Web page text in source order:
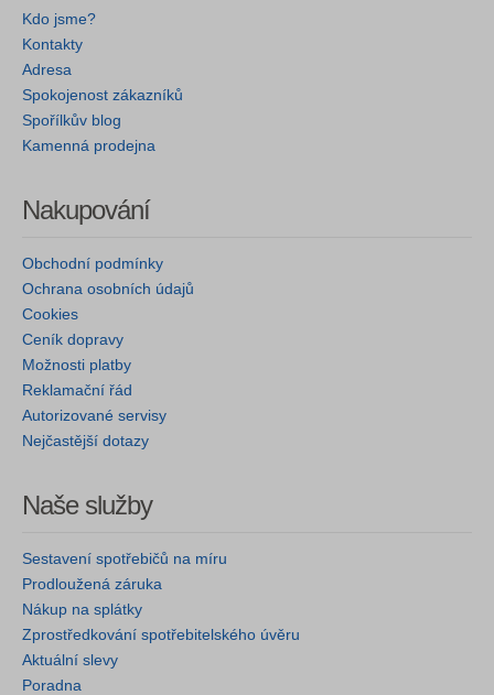
Kdo jsme?
Kontakty
Adresa
Spokojenost zákazníků
Spořílkův blog
Kamenná prodejna
Nakupování
Obchodní podmínky
Ochrana osobních údajů
Cookies
Ceník dopravy
Možnosti platby
Reklamační řád
Autorizované servisy
Nejčastější dotazy
Naše služby
Sestavení spotřebičů na míru
Prodloužená záruka
Nákup na splátky
Zprostředkování spotřebitelského úvěru
Aktuální slevy
Poradna